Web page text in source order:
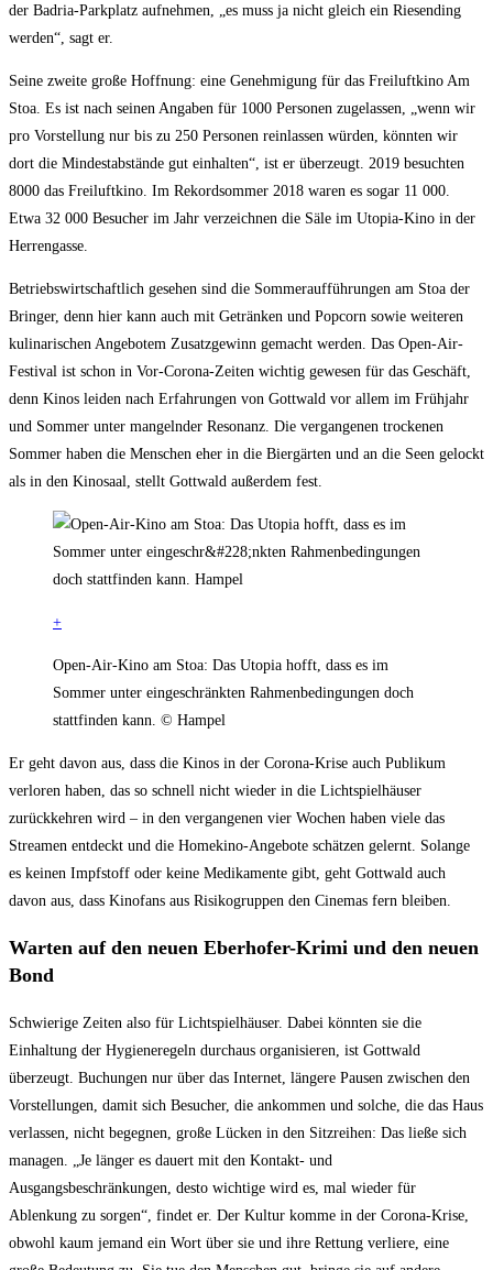
der Badria-Parkplatz aufnehmen, „es muss ja nicht gleich ein Riesending
werden“, sagt er.
Seine zweite große Hoffnung: eine Genehmigung für das Freiluftkino Am
Stoa. Es ist nach seinen Angaben für 1000 Personen zugelassen, „wenn wir
pro Vorstellung nur bis zu 250 Personen reinlassen würden, könnten wir
dort die Mindestabstände gut einhalten“, ist er überzeugt. 2019 besuchten
8000 das Freiluftkino. Im Rekordsommer 2018 waren es sogar 11 000.
Etwa 32 000 Besucher im Jahr verzeichnen die Säle im Utopia-Kino in der
Herrengasse.
Betriebswirtschaftlich gesehen sind die Sommeraufführungen am Stoa der
Bringer, denn hier kann auch mit Getränken und Popcorn sowie weiteren
kulinarischen Angebotem Zusatzgewinn gemacht werden. Das Open-Air-
Festival ist schon in Vor-Corona-Zeiten wichtig gewesen für das Geschäft,
denn Kinos leiden nach Erfahrungen von Gottwald vor allem im Frühjahr
und Sommer unter mangelnder Resonanz. Die vergangenen trockenen
Sommer haben die Menschen eher in die Biergärten und an die Seen gelockt
als in den Kinosaal, stellt Gottwald außerdem fest.
+
Open-Air-Kino am Stoa: Das Utopia hofft, dass es im
Sommer unter eingeschränkten Rahmenbedingungen doch
stattfinden kann. © Hampel
Er geht davon aus, dass die Kinos in der Corona-Krise auch Publikum
verloren haben, das so schnell nicht wieder in die Lichtspielhäuser
zurückkehren wird – in den vergangenen vier Wochen haben viele das
Streamen entdeckt und die Homekino-Angebote schätzen gelernt. Solange
es keinen Impfstoff oder keine Medikamente gibt, geht Gottwald auch
davon aus, dass Kinofans aus Risikogruppen den Cinemas fern bleiben.
Warten auf den neuen Eberhofer-Krimi und den neuen
Bond
Schwierige Zeiten also für Lichtspielhäuser. Dabei könnten sie die
Einhaltung der Hygieneregeln durchaus organisieren, ist Gottwald
überzeugt. Buchungen nur über das Internet, längere Pausen zwischen den
Vorstellungen, damit sich Besucher, die ankommen und solche, die das Haus
verlassen, nicht begegnen, große Lücken in den Sitzreihen: Das ließe sich
managen. „Je länger es dauert mit den Kontakt- und
Ausgangsbeschränkungen, desto wichtige wird es, mal wieder für
Ablenkung zu sorgen“, findet er. Der Kultur komme in der Corona-Krise,
obwohl kaum jemand ein Wort über sie und ihre Rettung verliere, eine